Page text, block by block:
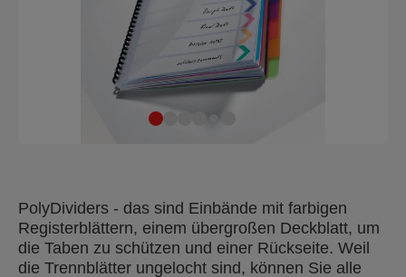
PolyDividers - das sind Einbände mit farbigen
Registerblättern, einem übergroßen Deckblatt, um
die Taben zu schützen und einer Rückseite. Weil
die Trennblätter ungelocht sind, können Sie alle